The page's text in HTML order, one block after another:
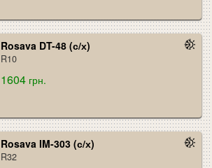
Rosava DT-48 (с/х)
R10
1604 грн.
Rosava IM-303 (с/х)
R32